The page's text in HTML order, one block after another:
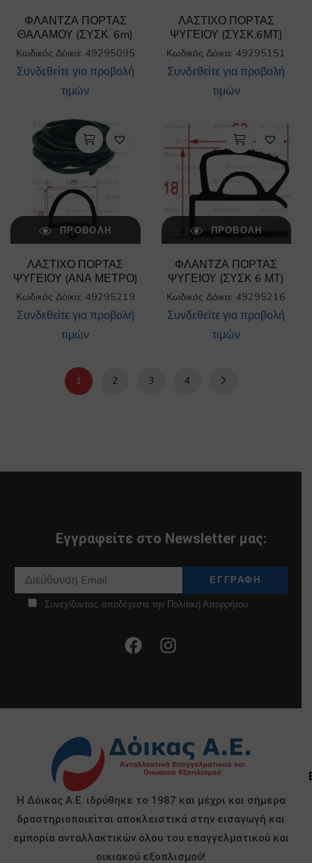
ΦΛΑΝΤΖΑ ΠΟΡΤΑΣ
ΘΑΛΑΜΟΥ (ΣΥΣΚ. 6m)
Κωδικός Δόικα: 49295095
Συνδεθείτε για προβολή
τιμών
ΛΑΣΤΙΧΟ ΠΟΡΤΑΣ
ΨΥΓΕΙΟΥ (ΣΥΣΚ.6ΜΤ)
Κωδικός Δόικα: 49295151
Συνδεθείτε για προβολή
τιμών
ΠΡΟΒΟΛΉ
ΛΑΣΤΙΧΟ ΠΟΡΤΑΣ
ΨΥΓΕΙΟΥ (ΑΝΑ ΜΕΤΡΟ)
Κωδικός Δόικα: 49295219
Συνδεθείτε για προβολή
τιμών
ΠΡΟΒΟΛΉ
ΦΛΑΝΤΖΑ ΠΟΡΤΑΣ
ΨΥΓΕΙΟΥ (ΣΥΣΚ 6 ΜΤ)
Κωδικός Δόικα: 49295216
Συνδεθείτε για προβολή
τιμών
1 2 3 4
Εγγραφείτε στο Newsletter μας:
Συνεχίζοντας, αποδέχεστε την Πολιτική Απορρήτου
Η Δόικας Α.Ε. ιδρύθηκε το 1987 και μέχρι και σήμερα
δραστηριοποιείται αποκλειστικά στην εισαγωγή και
εμπορία ανταλλακτικών όλου του επαγγελματικού και
οικιακού εξοπλισμού!